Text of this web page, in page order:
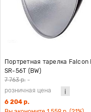
Портретная тарелка Falcon
SR-56T (BW)
7 763 р. -
розничная цена
6 204 р.